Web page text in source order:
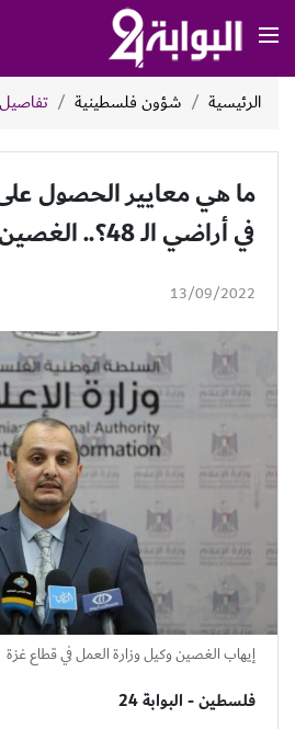
الرئيسية شؤون فلسطينية
ما هي معايير الحصول
في أراضي الـ 48؟.. الغصين يجيب
13/09/2022
إيهاب الغصين وكيل وزارة العمل في قطاع غزة
فلسطين - البوابة 24